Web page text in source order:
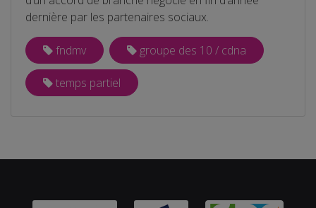
dernière par les partenaires sociaux.
fndmv groupe des 10 / cdna
temps partiel